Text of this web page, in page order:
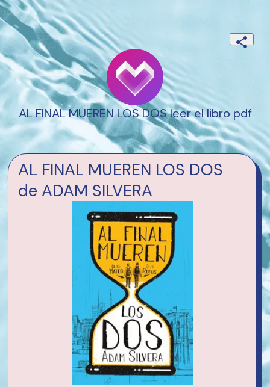
AL FINAL MUEREN LOS DOS leer el libro pdf
AL FINAL MUEREN LOS DOS
de ADAM SILVERA